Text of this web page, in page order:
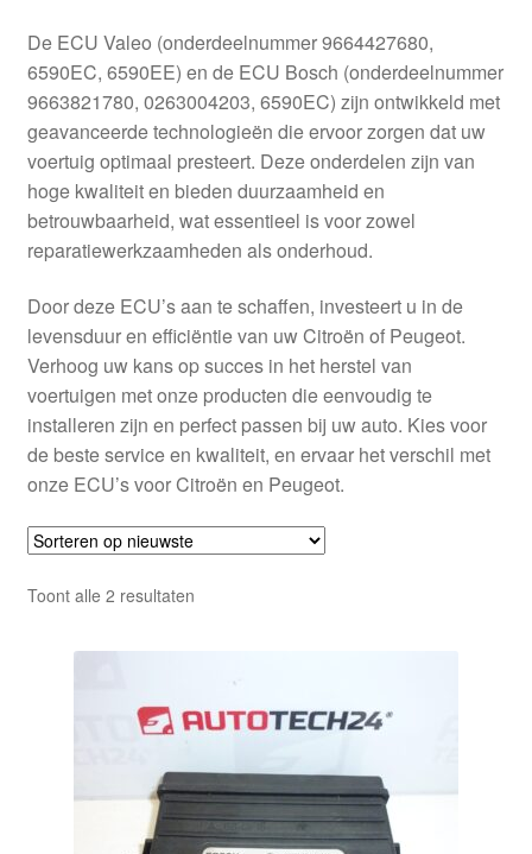
Levering
Mijn account
Over ons
Privacybeleid
Winkelwagen
De ECU Valeo (onderdeelnummer 9664427680,
6590EC, 6590EE) en de ECU Bosch (onderdeelnummer
9663821780, 0263004203, 6590EC) zijn ontwikkeld met
geavanceerde technologieën die ervoor zorgen dat uw
voertuig optimaal presteert. Deze onderdelen zijn van
hoge kwaliteit en bieden duurzaamheid en
betrouwbaarheid, wat essentieel is voor zowel
reparatiewerkzaamheden als onderhoud.
Door deze ECU’s aan te schaffen, investeert u in de
levensduur en efficiëntie van uw Citroën of Peugeot.
Verhoog uw kans op succes in het herstel van
voertuigen met onze producten die eenvoudig te
installeren zijn en perfect passen bij uw auto. Kies voor
de beste service en kwaliteit, en ervaar het verschil met
onze ECU’s voor Citroën en Peugeot.
Toont alle 2 resultatenGesorteerd